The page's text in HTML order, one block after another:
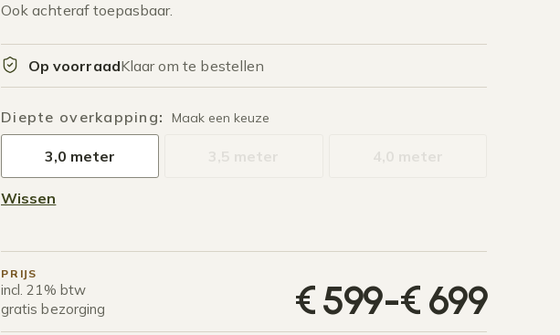
Ook achteraf toepasbaar.
Op voorraadKlaar om te bestellen
Diepte overkapping: Maak een keuze
3,0 meter
Wissen
PRIJS
incl. 21% btw
gratis bezorging
€599-€699